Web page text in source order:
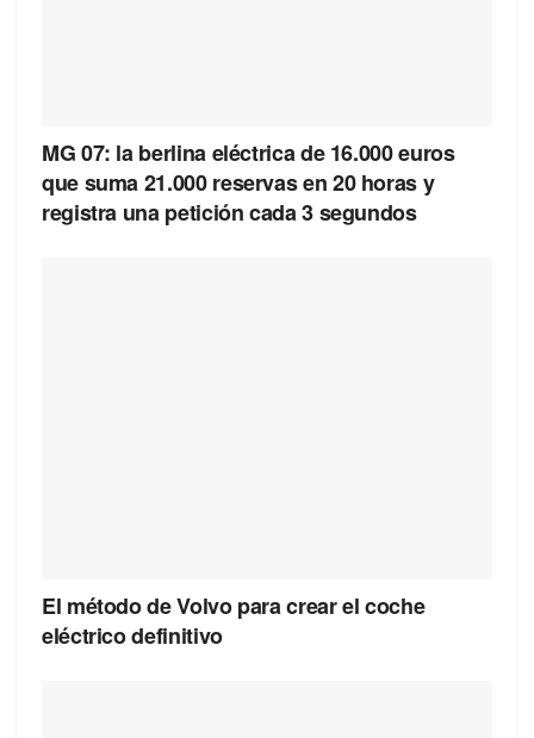
MG 07: la berlina eléctrica de 16.000 euros
que suma 21.000 reservas en 20 horas y
registra una petición cada 3 segundos
El método de Volvo para crear el coche
eléctrico definitivo